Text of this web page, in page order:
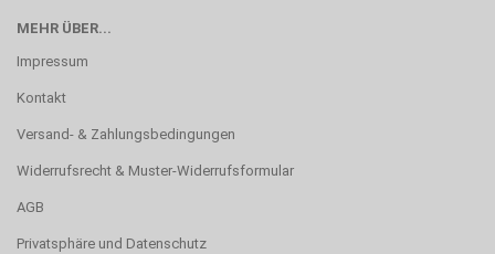
MEHR ÜBER...
Impressum
Kontakt
Versand- & Zahlungsbedingungen
Widerrufsrecht & Muster-Widerrufsformular
AGB
Privatsphäre und Datenschutz